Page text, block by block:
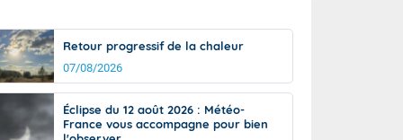
Phénomènes dangereux de J+2 à J+7
Avertissement pluies intenses à l'échelle
des communes (Apic)
Bulletins Marine
Retour progressif de la chaleur
07/08/2026
Éclipse du 12 août 2026 : Météo-
France vous accompagne pour bien